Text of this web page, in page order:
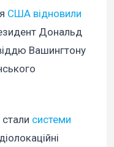
США відновили
Дональд
Вашингтону
системи